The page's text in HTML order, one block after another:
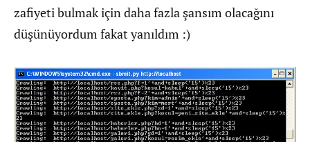
zafiyeti bulmak için daha fazla şansım olacağını
düşünüyordum fakat yanıldım :)